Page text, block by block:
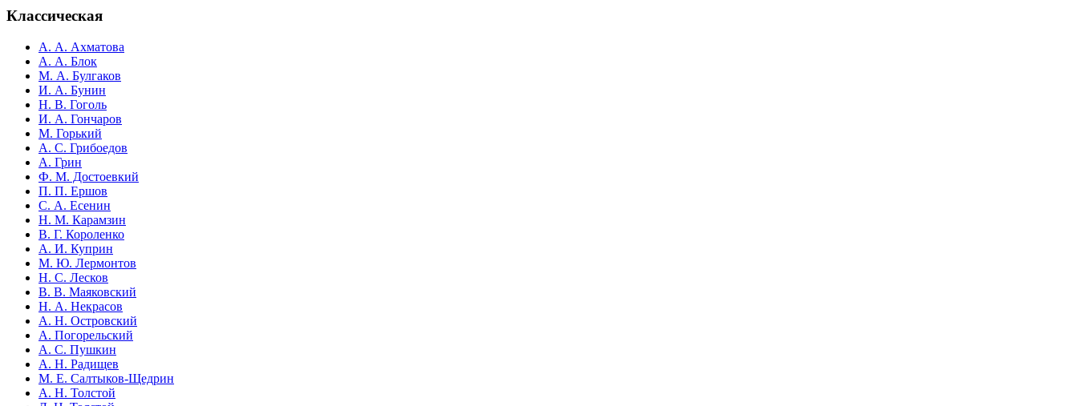
Классическая
А. А. Ахматова
А. А. Блок
М. А. Булгаков
И. А. Бунин
Н. В. Гоголь
И. А. Гончаров
М. Горький
А. С. Грибоедов
А. Грин
Ф. М. Достоевкий
П. П. Ершов
С. А. Есенин
Н. М. Карамзин
В. Г. Короленко
А. И. Куприн
М. Ю. Лермонтов
Н. С. Лесков
В. В. Маяковский
Н. А. Некрасов
А. Н. Островский
А. Погорельский
А. С. Пушкин
А. Н. Радищев
М. Е. Салтыков-Щедрин
А. Н. Толстой